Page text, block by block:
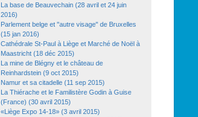
La base de Beauvechain (28 avril et 24 juin
2016)
Parlement belge et "autre visage" de Bruxelles
(15 jan 2016)
Cathédrale St-Paul à Liège et Marché de Noël à
Maastricht (18 déc 2015)
La mine de Blégny et le château de
Reinhardstein (9 oct 2015)
Namur et sa citadelle (11 sep 2015)
La Thiérache et le Familistère Godin à Guise
(France) (30 avril 2015)
«Liège Expo 14-18» (3 avril 2015)